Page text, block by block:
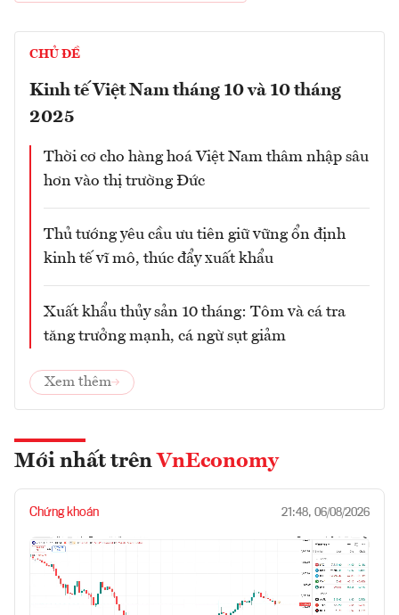
CHỦ ĐỀ
Kinh tế Việt Nam tháng 10 và 10 tháng
2025
Thời cơ cho hàng hoá Việt Nam thâm nhập sâu
hơn vào thị trường Đức
Thủ tướng yêu cầu ưu tiên giữ vững ổn định
kinh tế vĩ mô, thúc đẩy xuất khẩu
Xuất khẩu thủy sản 10 tháng: Tôm và cá tra
tăng trưởng mạnh, cá ngừ sụt giảm
Xem thêm
Mới nhất trên VnEconomy
Chứng khoán 21:48, 06/08/2026